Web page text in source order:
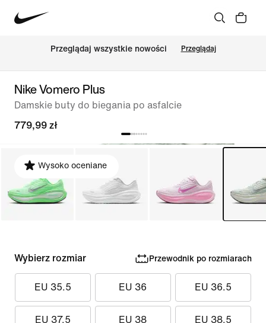
Przeglądaj wszystkie nowości Przeglądaj
Nike Vomero Plus
Damskie buty do biegania po asfalcie
779,99 zł
Wysoko oceniane
Wybierz rozmiar Przewodnik po rozmiarach
EU 35.5 EU 36 EU 36.5
EU 37.5 EU 38 EU 38.5